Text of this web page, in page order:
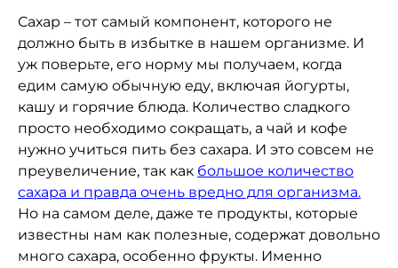
Сахар – тот самый компонент, которого не
должно быть в избытке в нашем организме. И
уж поверьте, его норму мы получаем, когда
едим самую обычную еду, включая йогурты,
кашу и горячие блюда. Количество сладкого
просто необходимо сокращать, а чай и кофе
нужно учиться пить без сахара. И это совсем не
преувеличение, так как большое количество
сахара и правда очень вредно для организма.
Но на самом деле, даже те продукты, которые
известны нам как полезные, содержат довольно
много сахара, особенно фрукты. Именно